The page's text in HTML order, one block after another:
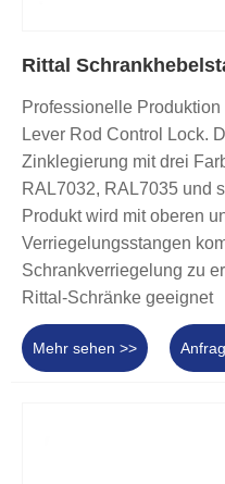
Rittal
Professionelle
Lever Rod Control Lock.
Zinklegierung mit drei
RAL7032, RAL7035 und
Produkt wird mit oberen
Verriegelungsstangen
Schrankverriegelung zu
Rittal-Schränke geeignet
Mehr sehen >>